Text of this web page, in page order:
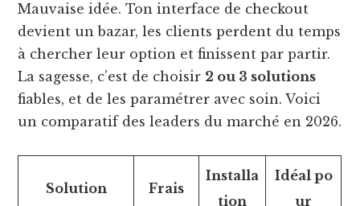
Mauvaise idée. Ton interface de checkout
devient un bazar, les clients perdent du temps
à chercher leur option et finissent par partir.
La sagesse, c’est de choisir 2 ou 3 solutions
fiables, et de les paramétrer avec soin. Voici
un comparatif des leaders du marché en 2026.
Solution Frais
Installa
tion
Idéal po
ur